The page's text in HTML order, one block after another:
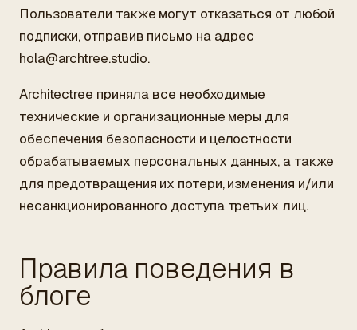
Пользователи также могут отказаться от любой
подписки, отправив письмо на адрес
hola@archtree.studio.
Architectree приняла все необходимые
технические и организационные меры для
обеспечения безопасности и целостности
обрабатываемых персональных данных, а также
для предотвращения их потери, изменения и/или
несанкционированного доступа третьих лиц.
Правила поведения в
блоге